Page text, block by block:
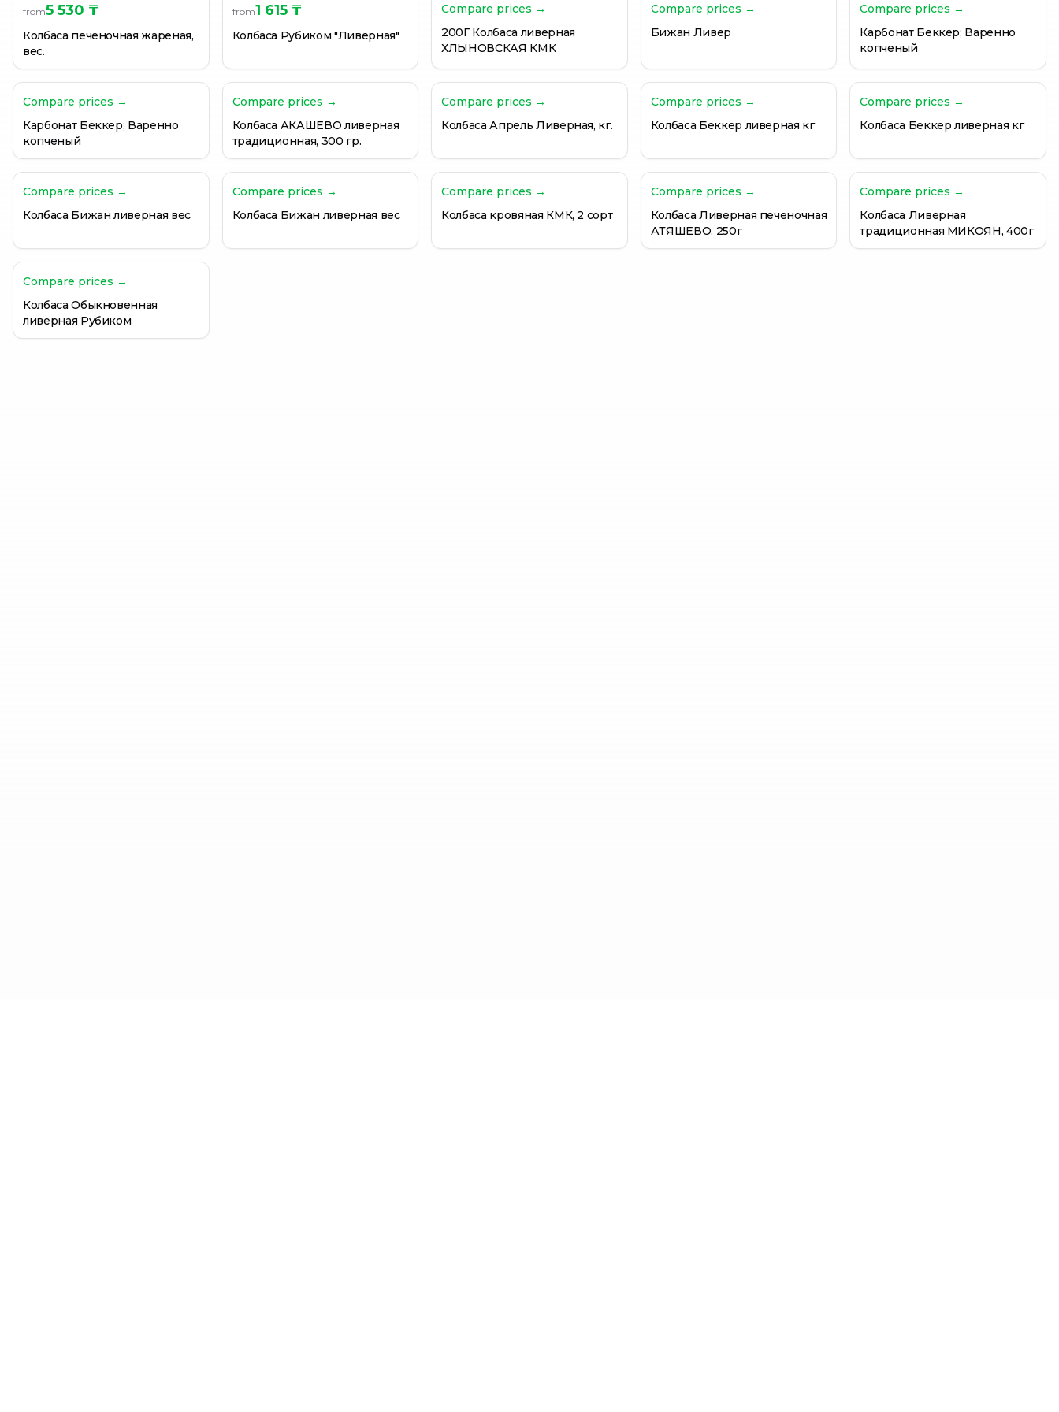
from5 530 ₸
Колбаса печеночная жареная,
вес.
from1 615 ₸
Колбаса Рубиком "Ливерная"
Compare prices →
200Г Колбаса ливерная
ХЛЫНОВСКАЯ КМК
Compare prices →
Бижан Ливер
Compare prices →
Карбонат Беккер; Варенно
копченый
Compare prices →
Карбонат Беккер; Варенно
копченый
Compare prices →
Колбаса АКАШЕВО ливерная
традиционная, 300 гр.
Compare prices →
Колбаса Апрель Ливерная, кг.
Compare prices →
Колбаса Беккер ливерная кг
Compare prices →
Колбаса Беккер ливерная кг
Compare prices →
Колбаса Бижан ливерная вес
Compare prices →
Колбаса Бижан ливерная вес
Compare prices →
Колбаса кровяная КМК, 2 сорт
Compare prices →
Колбаса Ливерная печеночная
АТЯШЕВО, 250г
Compare prices →
Колбаса Ливерная
традиционная МИКОЯН, 400г
Compare prices →
Колбаса Обыкновенная
ливерная Рубиком